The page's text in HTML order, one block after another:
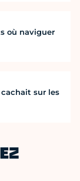
où naviguer
cachait sur les